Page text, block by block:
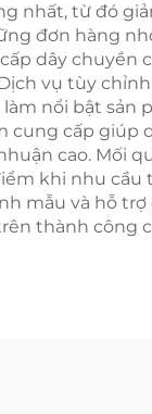
nhất, từ đó
đơn hàng
dây chuyền
vụ tùy
nổi bật sản
cung cấp giúp
cao. Mối
khi nhu cầu
mẫu và hỗ
thành công